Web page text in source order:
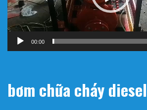
00:00
bơm chữa cháy diesel